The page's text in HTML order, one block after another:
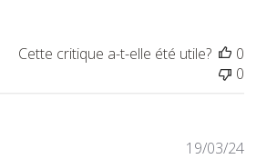
Cette critique a-t-elle été utile?
0
0
Date
19/03/24